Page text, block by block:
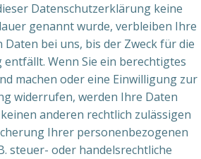
Datenschutzerklärung keine
genannt wurde, verbleiben Ihre
bei uns, bis der Zweck für die
Wenn Sie ein berechtigtes
machen oder eine Einwilligung zur
widerrufen, werden Ihre Daten
anderen rechtlich zulässigen
Ihrer personenbezogenen
steuer- oder handelsrechtliche